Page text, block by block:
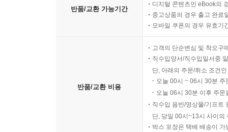
반품/교환 가능기간
디지털 콘텐츠인 eBook의
중고상품의 경우 출고 완료
모바일 쿠폰의 경우 유효기
반품/교환 비용
고객의 단순변심 및 착오구
직수입양서/직수입일서중
단, 아래의 주문/취소 조건
오늘 00시 ~ 06시 30분
오늘 06시 30분 이후 주
직수입 음반/영상물/기프트
단, 당일 00시~13시 사이의
박스 포장은 택배 배송이